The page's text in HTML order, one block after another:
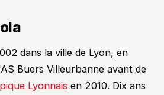
dans la ville de Lyon, en
Buers Villeurbanne avant de
Lyonnais en 2010. Dix ans